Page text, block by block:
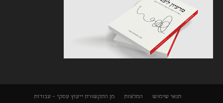
תנאי שימוש המלצות מן התקשורת ייעוץ עסקי – עבודות